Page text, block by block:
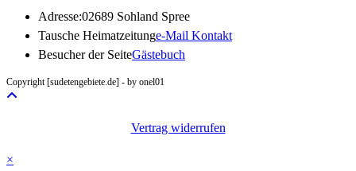
Adresse:02689 Sohland Spree
Tausche Heimatzeitunge-Mail KontaktOpens
Besucher der SeiteGästebuch
Copyright [sudetengebiete.de] - by onel01
Vertrag widerrufen
×